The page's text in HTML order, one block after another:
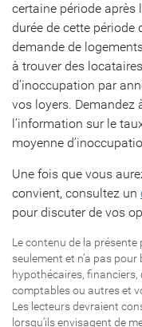
certaine période après
durée de cette période
demande de
à trouver des
d’inoccupation par
vos loyers. Demandez
l’information sur le
moyenne
Une fois que vous
convient, consultez un
pour discuter de vos
Le contenu de la
seulement et n’a pas
hypothécaires,
comptables ou autres et
Les lecteurs devraient
lorsqu’ils envisagent de